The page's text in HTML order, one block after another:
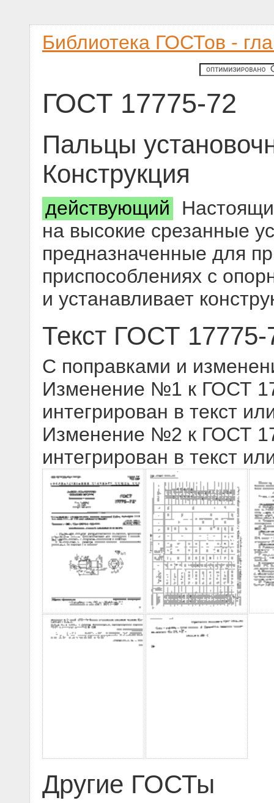
Библиотека ГОСТов -
ГОСТ 17775-72
Пальцы
Конструкция
действующий
на высокие срезанные
предназначенные для
приспособлениях с
и устанавливает
Текст ГОСТ 17775-
С поправками и
Изменение №1 к ГОСТ
интегрирован в текст
Изменение №2 к ГОСТ
интегрирован в текст
Другие ГОСТы